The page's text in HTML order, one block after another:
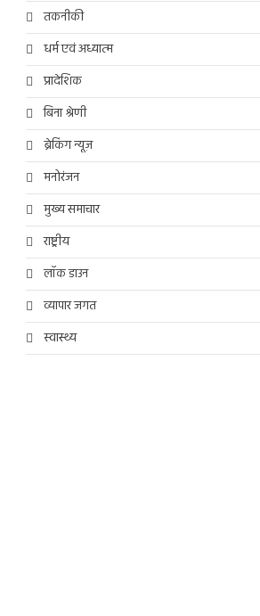
तकनीकी
धर्म एवं अध्यात्म
प्रादेशिक
बिना श्रेणी
ब्रेकिंग न्यूज़
मनोरंजन
मुख्य समाचार
राष्ट्रीय
लॉक डाउन
व्यापार जगत
स्वास्थ्य